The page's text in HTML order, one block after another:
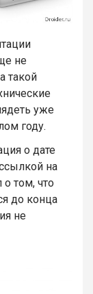
не
такой
уже
году.
о дате
на
том, что
до конца
не